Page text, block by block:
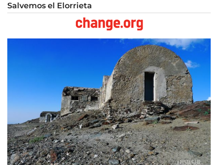
Salvemos el Elorrieta